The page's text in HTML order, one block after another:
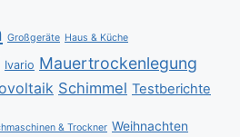
Großgeräte Haus & Küche
Ivario Mauertrockenlegung
Schimmel Testberichte
& Trockner Weihnachten